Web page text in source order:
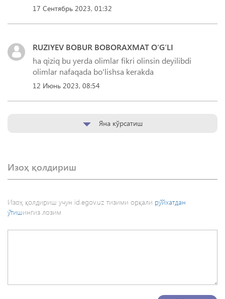
17 Сентябрь 2023, 01:32
RUZIYEV BOBUR BOBORAXMAT O‘G‘LI
ha qiziq bu yerda olimlar fikri olinsin deyilibdi
olimlar nafaqada bo'lishsa kerakda
12 Июнь 2023, 08:54
Яна кўрсатиш
Изоҳ қолдириш
Изоҳ қолдириш учун id.egov.uz тизими орқали рўйхатдан
ўтишингиз лозим